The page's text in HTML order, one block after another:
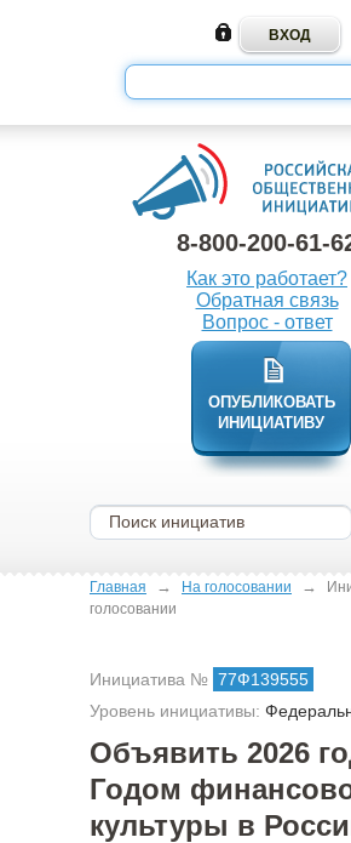
8-800-200-61-
Как это работает?
Обратная связь
Вопрос - ответ
ОПУБЛИКОВАТЬ
ИНИЦИАТИВУ
Главная → На голосовании →
голосовании
Инициатива № 77Ф139555
Уровень инициативы:
Объявить 2026
Годом
культуры в